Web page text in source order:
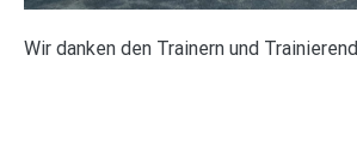
Wir danken den Trainern und